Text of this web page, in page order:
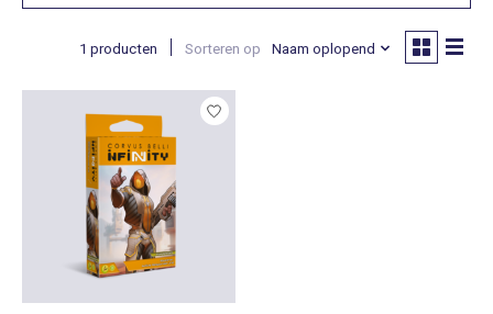
1 producten Sorteren op Naam oplopend